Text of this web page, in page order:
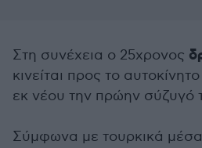
Στη συνέχεια ο 25χρονος
κινείται προς το
εκ νέου την πρώην σύζυγό
Σύμφωνα με τουρκικά